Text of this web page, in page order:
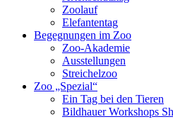
Zoolauf
Elefantentag
Begegnungen im Zoo
Zoo-Akademie
Ausstellungen
Streichelzoo
Zoo „Spezial“
Ein Tag bei den Tieren
Bildhauer Workshops